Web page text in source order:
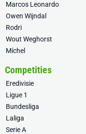
Marcos Leonardo
Owen Wijndal
Rodri
Wout Weghorst
Míchel
Competities
Eredivisie
Ligue 1
Bundesliga
Laliga
Serie A